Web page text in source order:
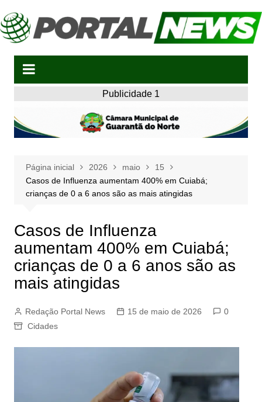
para
o
Publicidade 1
Página inicial 2026 maio
15
Casos de Influenza aumentam 400% em Cuiabá;
crianças de 0 a 6 anos são as mais atingidas
Casos de Influenza
aumentam 400% em Cuiabá;
crianças de 0 a 6 anos são as
mais atingidas
Redação Portal News 15 de maio de 2026
0
Cidades